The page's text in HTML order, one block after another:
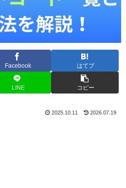
Facebook はてブ
LINE コピー
2025.10.11 2026.07.19